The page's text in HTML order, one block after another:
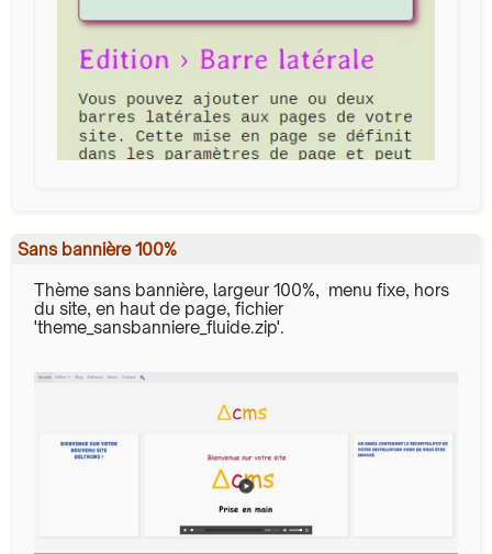
Sans bannière 100%
Thème sans bannière, largeur 100%, menu fixe, hors
du site, en haut de page, fichier
'theme_sansbanniere_fluide.zip'.